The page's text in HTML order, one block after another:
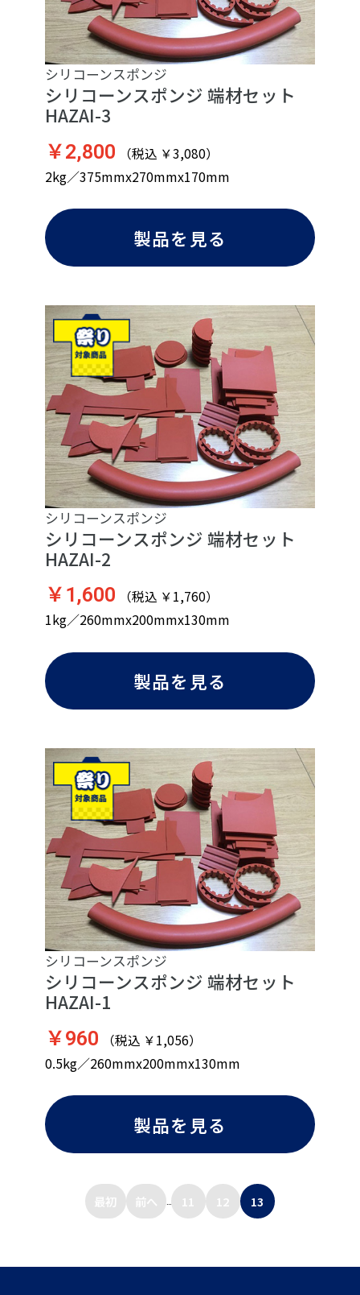
シリコーンスポンジ
シリコーンスポンジ 端材セット
HAZAI-3
￥2,800 （税込 ￥3,080）
2kg／375mmx270mmx170mm
製品を見る
シリコーンスポンジ
シリコーンスポンジ 端材セット
HAZAI-2
￥1,600 （税込 ￥1,760）
1kg／260mmx200mmx130mm
製品を見る
シリコーンスポンジ
シリコーンスポンジ 端材セット
HAZAI-1
￥960 （税込 ￥1,056）
0.5kg／260mmx200mmx130mm
製品を見る
最初 前へ 11 12 13